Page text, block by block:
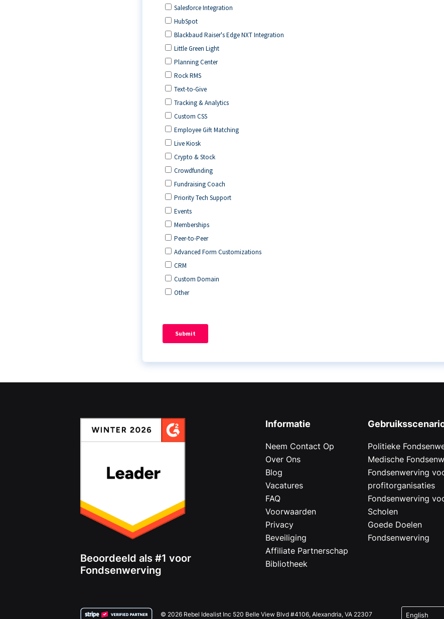
Beoordeeld als #1 voor
Fondsenwerving
Informatie
Neem Contact Op
Over Ons
Blog
Vacatures
FAQ
Voorwaarden
Privacy
Beveiliging
Affiliate Partnerschap
Bibliotheek
Politieke
Medische
Fondsenwerving
profitorganisaties
Fondsenwerving
Scholen
Goede Doelen
Fondsenwerving
© 2026 Rebel Idealist Inc 520 Belle View Blvd #4106, Alexandria, VA 22307